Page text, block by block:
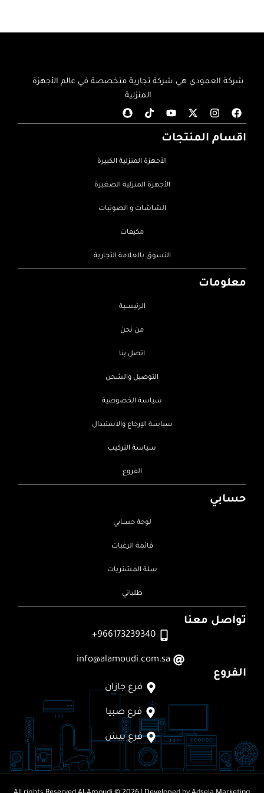
شركة العمودي هي شركة تجارية متخصصة في عالم الأجهزة
المنزلية
اقسام المنتجات
الأجهزة المنزلية الكبيرة
الأجهزة المنزلية الصغيرة
الشاشات و الصوتيات
مكيفات
التسوق بالعلامة التجارية
معلومات
الرئيسية
من نحن
اتصل بنا
التوصيل والشحن
سياسة الخصوصية
سياسة الإرجاع والاستبدال
سياسة التركيب
الفروع
حسابي
لوحة حسابي
قائمة الرغبات
سلة المشتريات
طلباتي
تواصل معنا
966173239340+
info@alamoudi.com.sa
الفروع
فرع جازان
فرع صبيا
فرع بيش